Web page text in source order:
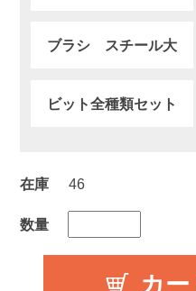
ブラシ スチール大
ビット全種類セット
在庫 46
数量